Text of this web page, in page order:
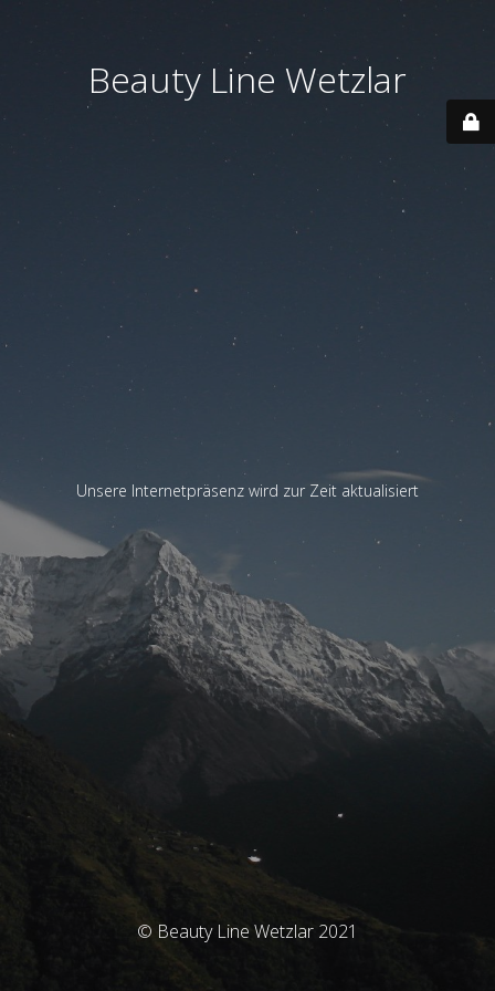
Beauty Line Wetzlar
Unsere Internetpräsenz wird zur Zeit aktualisiert
© Beauty Line Wetzlar 2021